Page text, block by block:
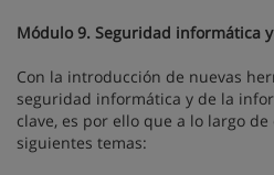
Módulo 9. Seguridad informática
Con la introducción de nuevas
seguridad informática y de la
clave, es por ello que a lo largo
siguientes temas: